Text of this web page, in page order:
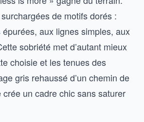
de motifs dorés :
aux lignes simples, aux
sobriété met d’autant mieux
choisie et les tenues des
gris rehaussé d’un chemin de
un cadre chic sans saturer